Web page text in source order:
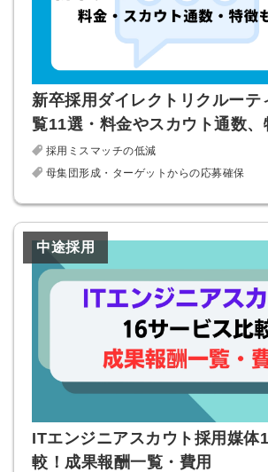
新卒採用ダイレクトリクルーテ
覧11選・料金やスカウト通数、
採用ミスマッチの低減
母集団形成・ターゲットからの応募確保
中途採用
ITエンジニアスカウト採用媒体
較！成果報酬一覧・費用